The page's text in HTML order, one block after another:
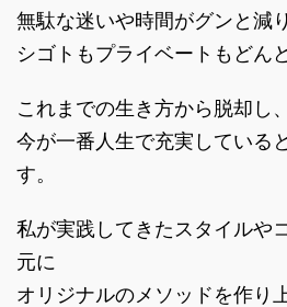
無駄な迷いや時間がグンと減り
シゴトもプライベートもどん
これまでの生き方から脱却し、
今が一番人生で充実している
す。
私が実践してきたスタイルや
元に
オリジナルのメソッドを作り